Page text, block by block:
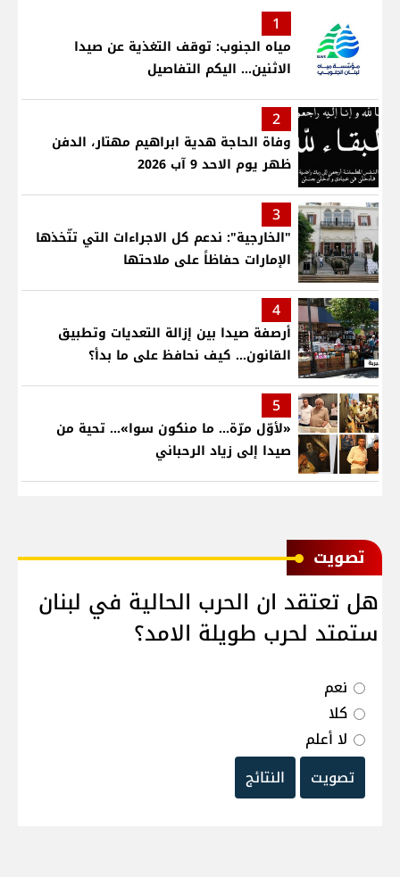
1
مياه الجنوب: توقف التغذية عن صيدا
الاثنين... اليكم التفاصيل
2
وفاة الحاجة هدية ابراهيم مهتار، الدفن
ظهر يوم الاحد 9 آب 2026
3
"الخارجية": ندعم كل الاجراءات التي تتّخذها
الإمارات حفاظاً على ملاحتها
4
أرصفة صيدا بين إزالة التعديات وتطبيق
القانون... كيف نحافظ على ما بدأ؟
5
«لأوّل مرّة… ما منكون سوا»… تحية من
صيدا إلى زياد الرحباني
ﺗﺼﻮﻳﺖ
هل تعتقد ان الحرب الحالية في لبنان
ستمتد لحرب طويلة الامد؟
نعم
كلا
لا أعلم
تصويت
النتائج